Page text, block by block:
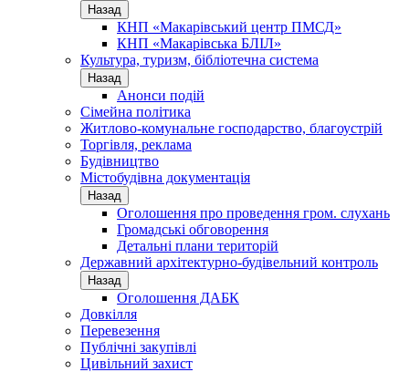
Назад
КНП «Макарівський центр ПМСД»
КНП «Макарівська БЛІЛ»
Культура, туризм, бібліотечна система
Назад
Анонси подій
Сімейна політика
Житлово-комунальне господарство, благоустрій
Торгівля, реклама
Будівництво
Містобудівна документація
Назад
Оголошення про проведення гром. слухань
Громадські обговорення
Детальні плани територій
Державний архітектурно-будівельний контроль
Назад
Оголошення ДАБК
Довкілля
Перевезення
Публічні закупівлі
Цивільний захист